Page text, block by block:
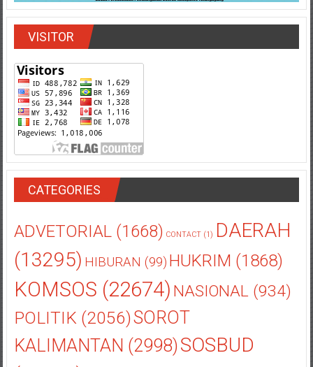
VISITOR
CATEGORIES
ADVETORIAL(1668) CONTACT(1) DAERAH
(13295) HIBURAN (99) HUKRIM (1868)
KOMSOS (22674) NASIONAL(934)
POLITIK(2056)SOROT
KALIMANTAN (2998)SOSBUD